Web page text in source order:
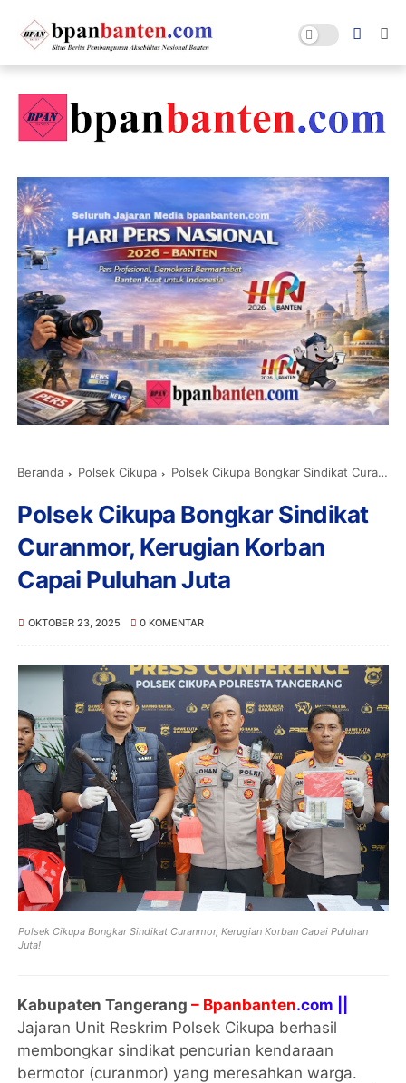
Beranda Polsek Cikupa Polsek Cikupa Bongkar Sindikat Curanmor, Kerugian Korban Capai Puluhan Juta
Polsek Cikupa Bongkar Sindikat
Curanmor, Kerugian Korban
Capai Puluhan Juta
OKTOBER 23, 2025 0 KOMENTAR
Polsek Cikupa Bongkar Sindikat Curanmor, Kerugian Korban Capai Puluhan
Juta!
Kabupaten Tangerang – Bpanbanten.com ||
Jajaran Unit Reskrim Polsek Cikupa berhasil
membongkar sindikat pencurian kendaraan
bermotor (curanmor) yang meresahkan warga.